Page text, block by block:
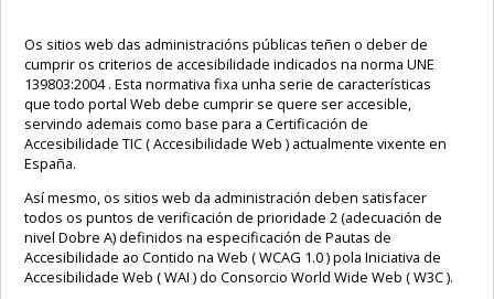
Os sitios web das administracións públicas teñen o deber de
cumprir os criterios de accesibilidade indicados na norma UNE
139803:2004 . Esta normativa fixa unha serie de características
que todo portal Web debe cumprir se quere ser accesible,
servindo ademais como base para a Certificación de
Accesibilidade TIC ( Accesibilidade Web ) actualmente vixente en
España.
Así mesmo, os sitios web da administración deben satisfacer
todos os puntos de verificación de prioridade 2 (adecuación de
nivel Dobre A) definidos na especificación de Pautas de
Accesibilidade ao Contido na Web ( WCAG 1.0 ) pola Iniciativa de
Accesibilidade Web ( WAI ) do Consorcio World Wide Web ( W3C ).